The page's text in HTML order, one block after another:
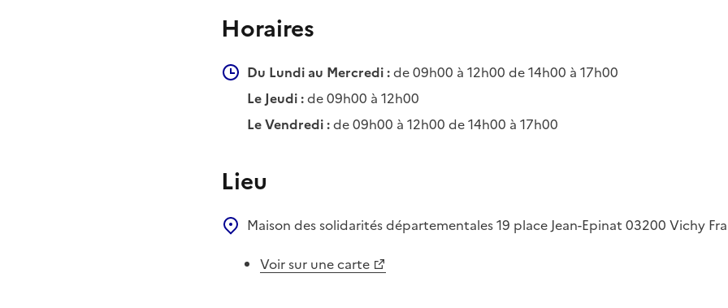
Horaires
Du Lundi au Mercredi :de 09h00 à 12h00 de 14h00 à 17h00
Le Jeudi :de 09h00 à 12h00
Le Vendredi :de 09h00 à 12h00 de 14h00 à 17h00
Lieu
Maison des solidarités départementales19 place Jean-Epinat 03200 Vichy
Voir sur une carte